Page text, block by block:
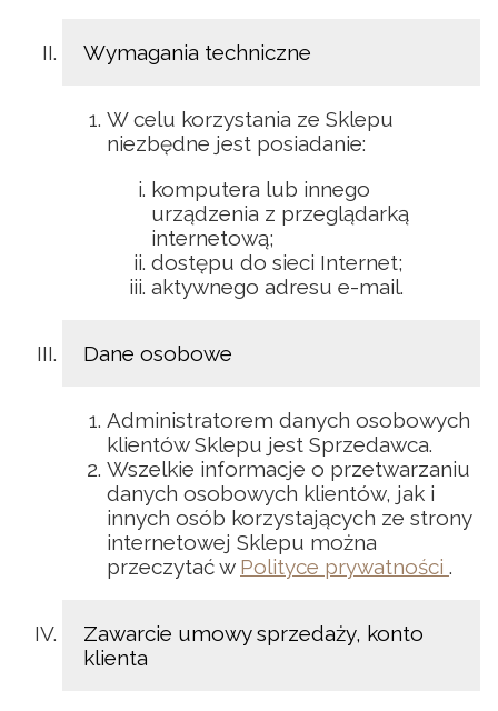
Wymagania techniczne
W celu korzystania ze Sklepu
niezbędne jest posiadanie:
komputera lub innego
urządzenia z przeglądarką
internetową;
dostępu do sieci Internet;
aktywnego adresu e-mail.
Dane osobowe
Administratorem danych osobowych
klientów Sklepu jest Sprzedawca.
Wszelkie informacje o przetwarzaniu
danych osobowych klientów, jak i
innych osób korzystających ze strony
internetowej Sklepu można
przeczytać w Polityce prywatności .
Zawarcie umowy sprzedaży, konto
klienta